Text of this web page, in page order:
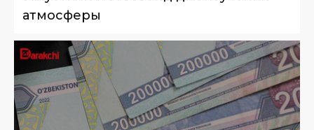
атмосферы